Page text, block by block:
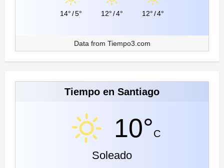
14°/5° 12°/4° 12°/4°
Data from Tiempo3.com
Tiempo en Santiago
10°C
Soleado